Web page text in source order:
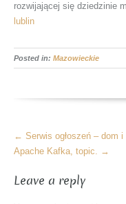
rozwijającej się dziedzinie
lublin
Posted in: Mazowieckie
More
Articles
← Serwis ogłoszeń – dom
Apache Kafka, topic. →
Leave a reply